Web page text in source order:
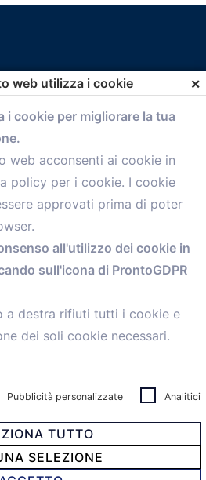
2017
web utilizza i cookie ×
i cookie per migliorare la tua
web acconsenti ai cookie in
policy per i cookie. I cookie
approvati prima di poter
all'utilizzo dei cookie in
sull'icona di ProntoGDPR
a destra rifiuti tutti i cookie e
dei soli cookie necessari.
Pubblicità personalizzate Analitici
TUTTO
SELEZIONE